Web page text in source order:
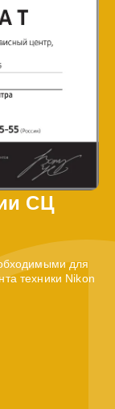
СЦ
для
техники Nikon